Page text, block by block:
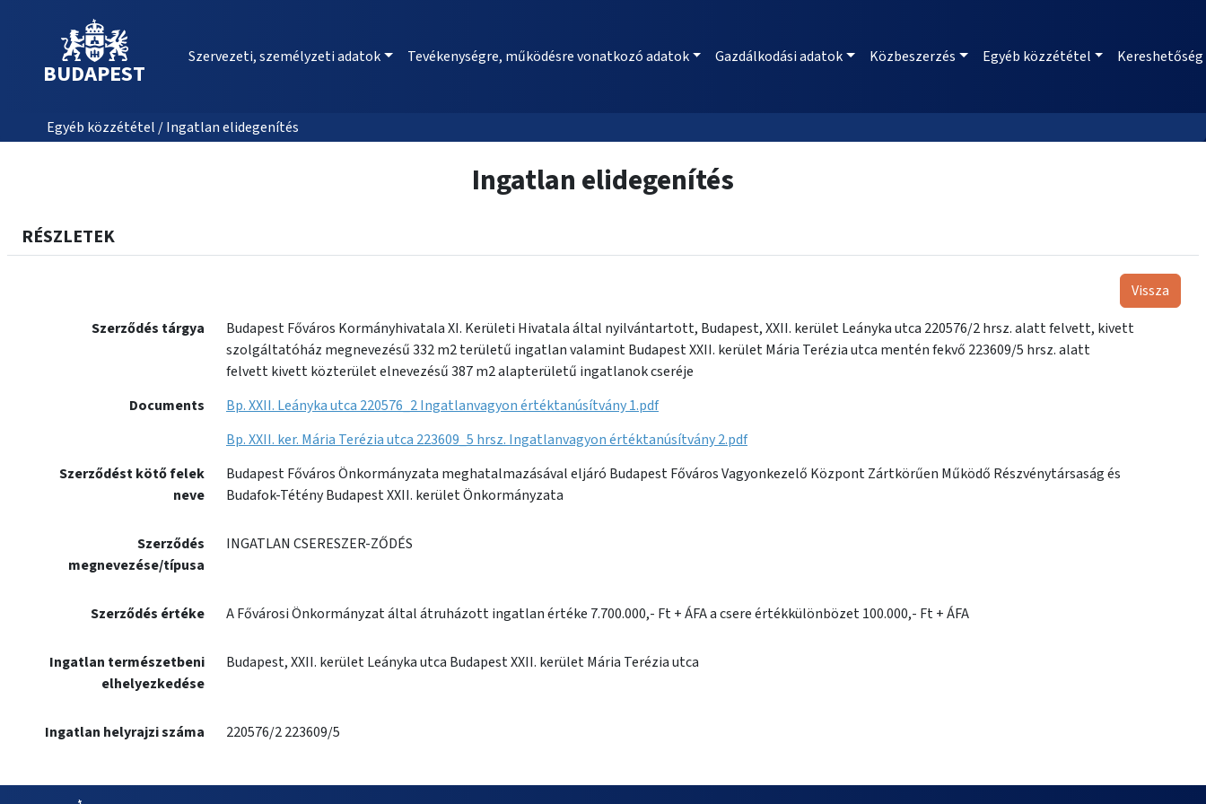
BUDAPEST
Szervezeti, személyzeti adatok Tevékenységre, működésre vonatkozó adatok Gazdálkodási adatok Közbeszerzés Egyéb közzététel Kereshetőség
Egyéb közzététel / Ingatlan elidegenítés
Ingatlan elidegenítés
RÉSZLETEK
Vissza
Szerződés tárgya
Budapest Főváros Kormányhivatala XI. Kerületi Hivatala által nyilvántartott, Budapest, XXII. kerület Leányka utca 220576/2 hrsz. alatt felvett, kivett
szolgáltatóház megnevezésű 332 m2 területű ingatlan valamint Budapest XXII. kerület Mária Terézia utca mentén fekvő 223609/5 hrsz. alatt
felvett kivett közterület elnevezésű 387 m2 alapterületű ingatlanok cseréje
Documents
Bp. XXII. Leányka utca 220576_2 Ingatlanvagyon értéktanúsítvány 1.pdf
Bp. XXII. ker. Mária Terézia utca 223609_5 hrsz. Ingatlanvagyon értéktanúsítvány 2.pdf
Szerződést kötő felek
neve
Budapest Főváros Önkormányzata meghatalmazásával eljáró Budapest Főváros Vagyonkezelő Központ Zártkörűen Működő Részvénytársaság és
Budafok-Tétény Budapest XXII. kerület Önkormányzata
Szerződés
megnevezése/típusa
INGATLAN CSERESZER-ZŐDÉS
Szerződés értéke A Fővárosi Önkormányzat által átruházott ingatlan értéke 7.700.000,- Ft + ÁFA a csere értékkülönbözet 100.000,- Ft + ÁFA
Ingatlan természetbeni
elhelyezkedése
Budapest, XXII. kerület Leányka utca Budapest XXII. kerület Mária Terézia utca
Ingatlan helyrajzi száma 220576/2 223609/5